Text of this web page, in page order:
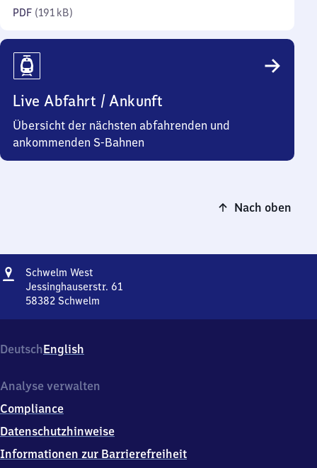
PDF (191 kB)
Live Abfahrt / Ankunft
Übersicht der nächsten abfahrenden und
ankommenden S-Bahnen
Nach oben
Adresse
Schwelm West
West
Jessinghauserstr. 61
58382 Schwelm
Jessinghauserstr.
61,
8
8
2
DeutschEnglish
Analyse verwalten
Compliance
Datenschutzhinweise
Informationen zur Barrierefreiheit